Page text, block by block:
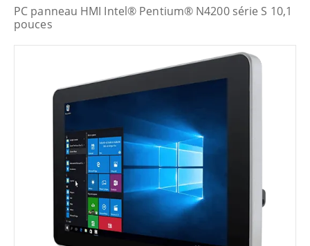
PC panneau HMI Intel® Pentium® N4200 série S 10,1
pouces